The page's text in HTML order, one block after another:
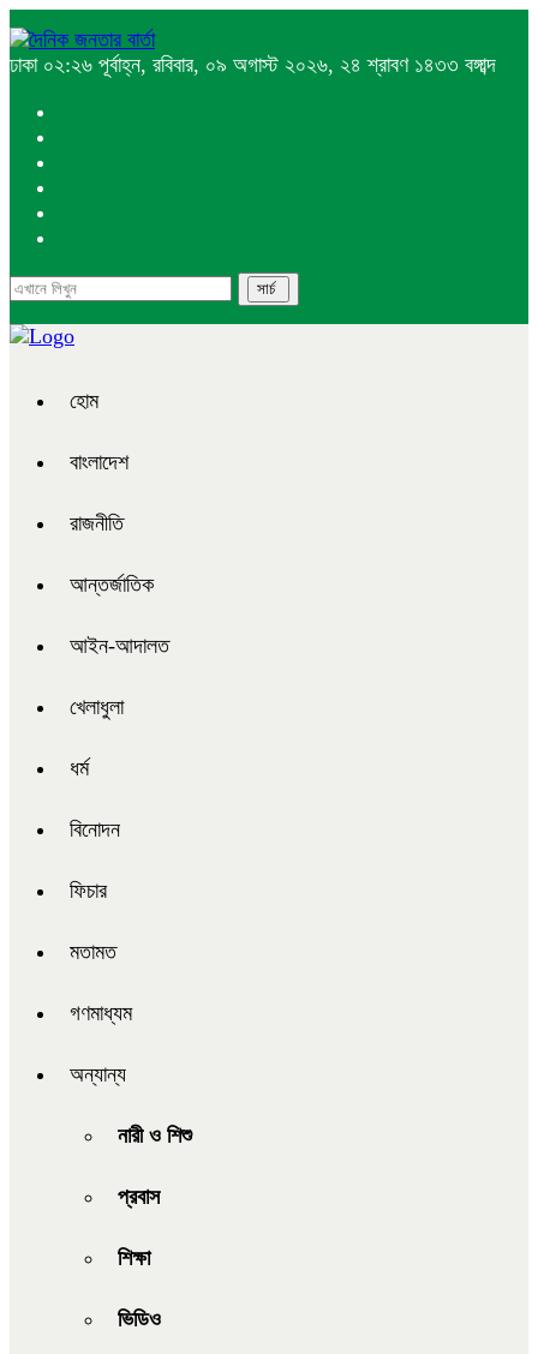
ঢাকা ০২:২৬ পূর্বাহ্ন, রবিবার, ০৯ অগাস্ট ২০২৬, ২৪ শ্রাবণ ১৪৩৩ বঙ্গাব্দ
হোম
বাংলাদেশ
রাজনীতি
আন্তর্জাতিক
আইন-আদালত
খেলাধুলা
ধর্ম
বিনোদন
ফিচার
মতামত
গণমাধ্যম
অন্যান্য
নারী ও শিশু
প্রবাস
শিক্ষা
ভিডিও